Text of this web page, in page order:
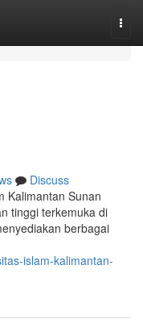
Discuss
Kalimantan Sunan
tinggi terkemuka di
berbagai
islam-kalimantan-